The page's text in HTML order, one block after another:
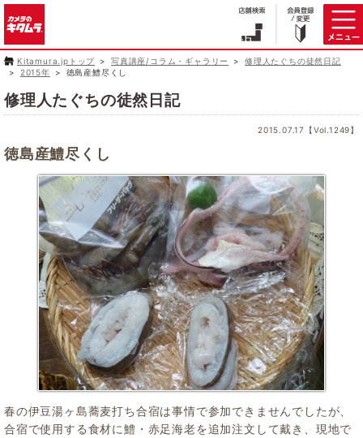
Kitamura.jpトップ 写真講座/コラム・ギャラリー
修理人たぐちの徒然日記
2015年
徳島産鱧尽くし
修理人たぐちの徒然日記
2015.07.17【Vol.1249】
徳島産鱧尽くし
春の伊豆湯ヶ島蕎麦打ち合宿は事情で参加できませんでしたが、
合宿で使用する食材に鱧・赤足海老を追加注文して戴き、現地で